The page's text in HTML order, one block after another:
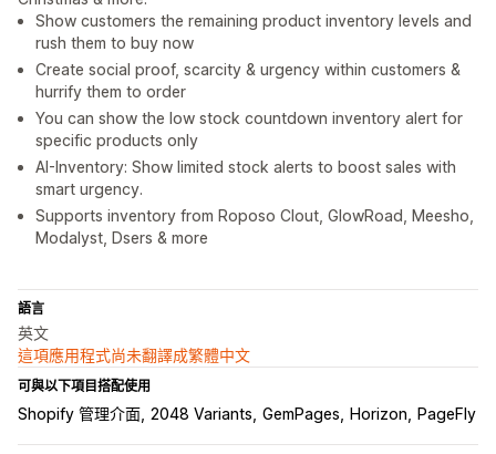
Show customers the remaining product inventory levels and
rush them to buy now
Create social proof, scarcity & urgency within customers &
hurrify them to order
You can show the low stock countdown inventory alert for
specific products only
AI-Inventory: Show limited stock alerts to boost sales with
smart urgency.
Supports inventory from Roposo Clout, GlowRoad, Meesho,
Modalyst, Dsers & more
語言
英文
這項應用程式尚未翻譯成繁體中文
可與以下項目搭配使用
Shopify 管理介面 2048 Variants GemPages Horizon PageFly